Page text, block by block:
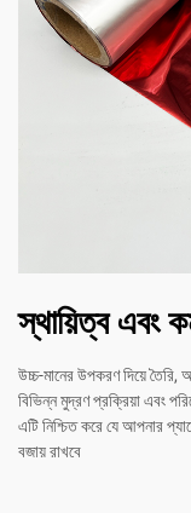
স্থায়িত্ব এবং
উচ্চ-মানের উপকরণ দিয়ে তৈরি,
বিভিন্ন মুদ্রণ প্রক্রিয়া এবং
এটি নিশ্চিত করে যে আপনার
বজায় রাখবে